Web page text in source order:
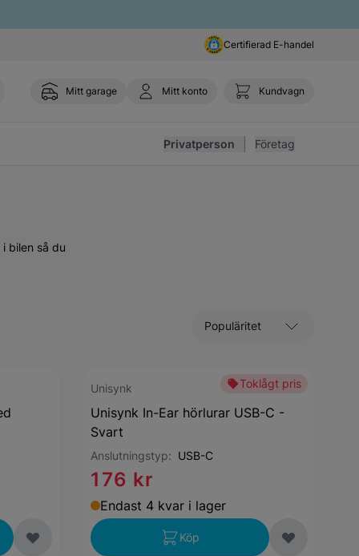
Certifierad E-handel
Mitt garage Mitt konto Kundvagn
Privatperson Företag
bilen så du
Sortera efter
Toklågt pris
Unisynk
Unisynk In-Ear hörlurar USB-C -
Svart
Anslutningstyp: USB-C
176 kr
Endast 4 kvar i lager
Köp